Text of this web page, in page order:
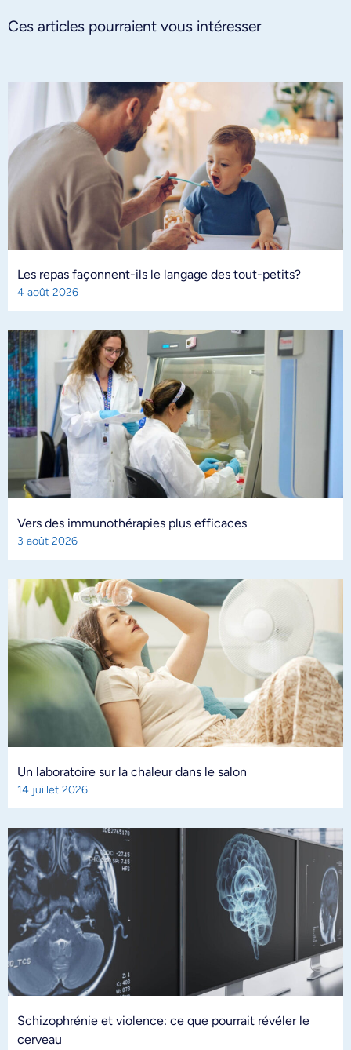
Ces articles pourraient vous intéresser
Les repas façonnent-ils le langage des tout-petits?
4 août 2026
Vers des immunothérapies plus efficaces
3 août 2026
Un laboratoire sur la chaleur dans le salon
14 juillet 2026
Schizophrénie et violence: ce que pourrait révéler le
cerveau